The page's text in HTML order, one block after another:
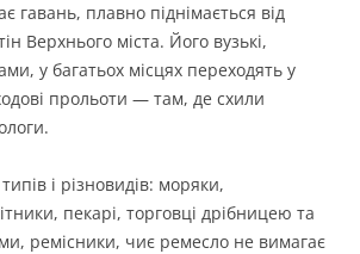
гавань, плавно піднімається від
Верхнього міста. Його вузькі,
у багатьох місцях переходять у
прольоти — там, де схили
і різновидів: моряки,
пекарі, торговці дрібницею та
ремісники, чиє ремесло не вимагає